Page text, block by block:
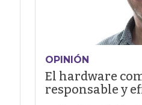
OPINIÓN
El hardware
responsable y